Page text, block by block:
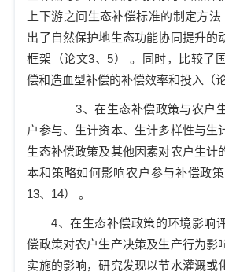
上下游之间生态补偿标准的制定方法
出了自然保护地生态功能协同提升的
框架（论文3、5）
。同时，比较了
偿和造血型补偿的补偿效率和投入（
3、在生态补偿政策与农户
户参与、生计资本、生计多样性与生
生态补偿政策及其他因素对农户生计
本和策略如何影响农户参与补偿政
13、 14） 。
4、在生态补偿政策的环境影响
偿政策对农户生产决策及生产行为影
实施的影响，研究发现以节水灌溉或